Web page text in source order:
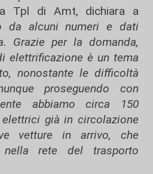
Tpl di Amt, dichiara a
da alcuni numeri e dati
Grazie per la domanda,
elettrificazione è un tema
nonostante le difficoltà
proseguendo con
abbiamo circa 150
già in circolazione
vetture in arrivo, che
nella rete del trasporto